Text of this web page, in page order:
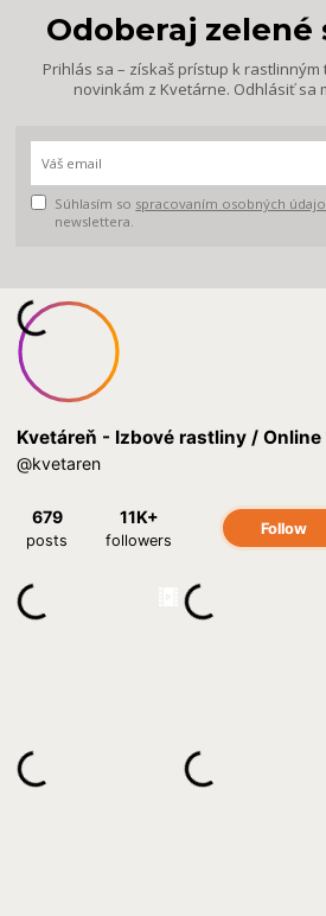
Odoberaj zelené
Prihlás sa – získaš prístup k rastlinným
novinkám z Kvetárne. Odhlásiť sa
Súhlasím so spracovaním osobných
newslettera.